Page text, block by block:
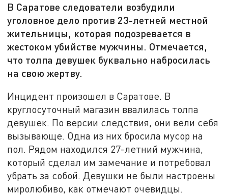
В Саратове следователи возбудили
уголовное дело против 23-летней местной
жительницы, которая подозревается в
жестоком убийстве мужчины. Отмечается,
что толпа девушек буквально набросилась
на свою жертву.
Инцидент произошел в Саратове. В
круглосуточный магазин ввалилась толпа
девушек. По версии следствия, они вели себя
вызывающе. Одна из них бросила мусор на
пол. Рядом находился 27-летний мужчина,
который сделал им замечание и потребовал
убрать за собой. Девушки не были настроены
миролюбиво, как отмечают очевидцы.